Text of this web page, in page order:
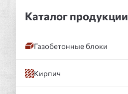
Каталог продукции
Газобетонные блоки
Кирпич